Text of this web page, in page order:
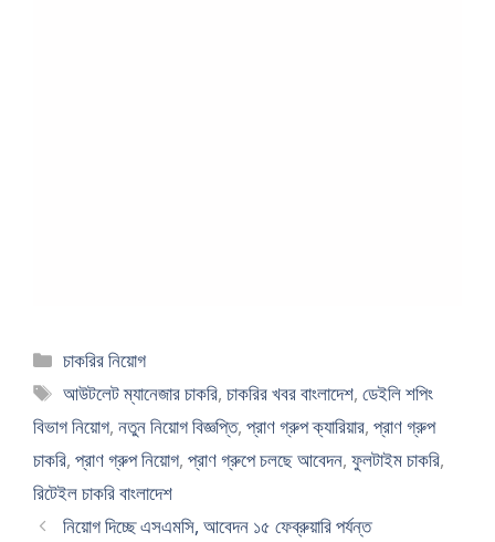
Categories
চাকরির নিয়োগ
Tags
আউটলেট ম্যানেজার চাকরি,চাকরির খবর বাংলাদেশ,ডেইলি শপিং
বিভাগ নিয়োগ, নতুন নিয়োগ বিজ্ঞপ্তি, প্রাণ গ্রুপ ক্যারিয়ার, প্রাণ গ্রুপ
চাকরি, প্রাণ গ্রুপ নিয়োগ, প্রাণ গ্রুপে চলছে আবেদন, ফুলটাইম চাকরি,
রিটেইল চাকরি বাংলাদেশ
নিয়োগ দিচ্ছে এসএমসি, আবেদন ১৫ ফেব্রুয়ারি পর্যন্ত